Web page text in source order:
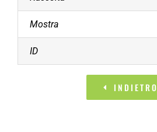
Mostra
ID
INDIETRO